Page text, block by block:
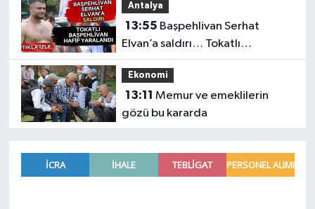
Antalya
13:55
Elvan’a saldırı… Tokatlı
başpehlivan hafif yaralandı
Ekonomi
13:11
gözü bu kararda